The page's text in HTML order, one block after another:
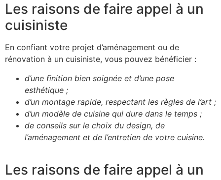
Les raisons de faire appel à un
cuisiniste
En confiant votre projet d’aménagement ou de
rénovation à un cuisiniste, vous pouvez bénéficier :
d’une finition bien soignée et d’une pose
esthétique ;
d’un montage rapide, respectant les règles de l’art ;
d’un modèle de cuisine qui dure dans le temps ;
de conseils sur le choix du design, de
l’aménagement et de l’entretien de votre cuisine.
Les raisons de faire appel à un